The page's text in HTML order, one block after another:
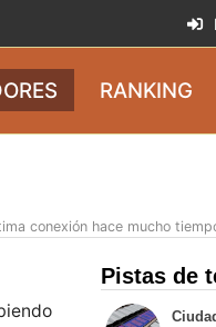
RANKING
conexión hace mucho
Pistas de